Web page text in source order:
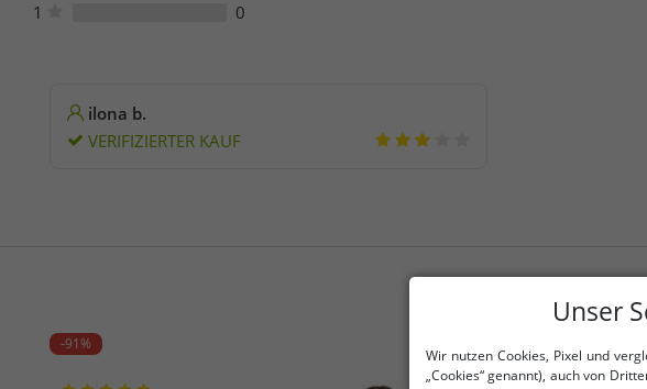
1
0
ilona b.
VERIFIZIERTER KAUF
-91%
Unser
Wir nutzen Cookies, Pixel und
„Cookies“ genannt), auch von